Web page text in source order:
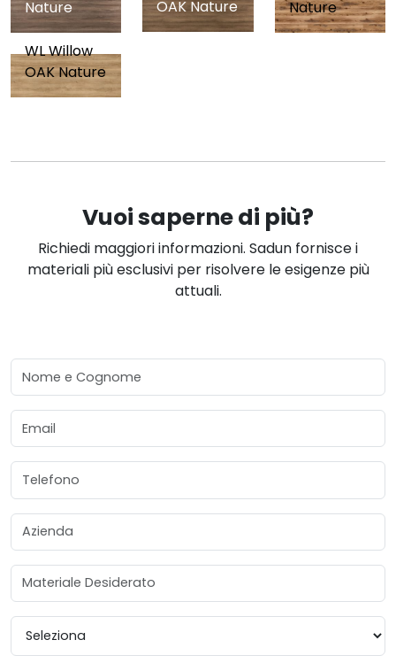
Nature
OAK Nature
Nature
WL Willow
OAK Nature
Vuoi saperne di più?
Richiedi maggiori informazioni. Sadun fornisce i
materiali più esclusivi per risolvere le esigenze più
attuali.
Nome e Cognome
Email
Telefono
Azienda
Materiale Desiderato
Provincia